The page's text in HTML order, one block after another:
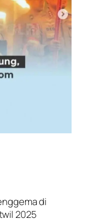
di
2025